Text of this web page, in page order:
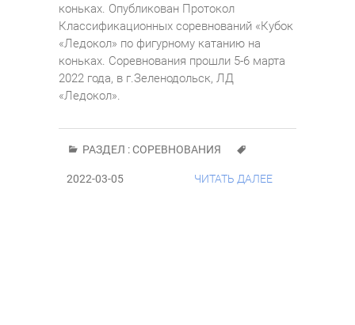
коньках. Опубликован Протокол
Классификационных соревнований «Кубок
«Ледокол» по фигурному катанию на
коньках. Соревнования прошли 5-6 марта
2022 года, в г.Зеленодольск, ЛД
«Ледокол».
РАЗДЕЛ :СОРЕВНОВАНИЯ
2022-03-05 ЧИТАТЬ ДАЛЕЕ